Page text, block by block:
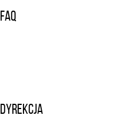
FAQ
DYREKCJA